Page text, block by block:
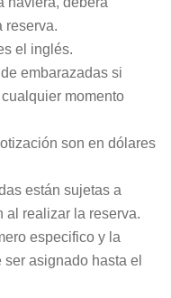
reserva.
el inglés.
embarazadas si
momento
son en dólares
están sujetas a
al realizar la reserva.
especifico y la
asignado hasta el